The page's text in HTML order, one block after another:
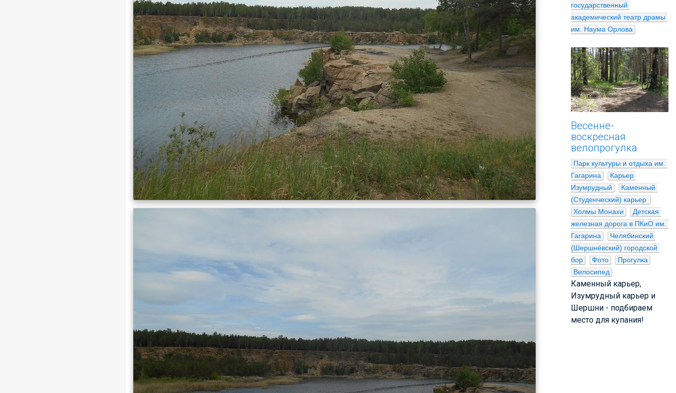
государственный
академический театр драмы
им. Наума Орлова
Весенне-
воскресная
велопрогулка
Парк культуры и отдыха им.
Гагарина
Карьер
Изумрудный
Каменный
(Студенческий) карьер
Холмы Монахи
Детская
железная дорога в ПКиО им.
Гагарина
Челябинский
(Шершнёвский) городской
бор
Фото
Прогулка
Велосипед
Каменный карьер,
Изумрудный карьер и
Шершни - подбираем
место для купания!